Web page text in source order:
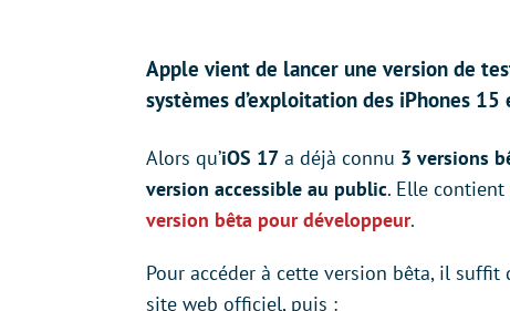
Apple vient de lancer une version de
systèmes d’exploitation des iPhones
Alors qu’iOS 17 a déjà connu 3 versions
version accessible au public. Elle contient
version bêta pour développeur.
Pour accéder à cette version bêta, il suffit
site web officiel, puis :